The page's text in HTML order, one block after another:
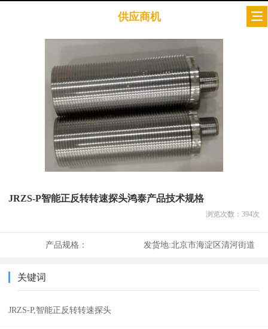
供应商机
JRZS-P智能正反转转速探头鸿泰产品技术规格
浏览次数： 394次
产品规格： 发货地:北京市海淀区清河街道
关键词
JRZS-P,智能正反转转速探头